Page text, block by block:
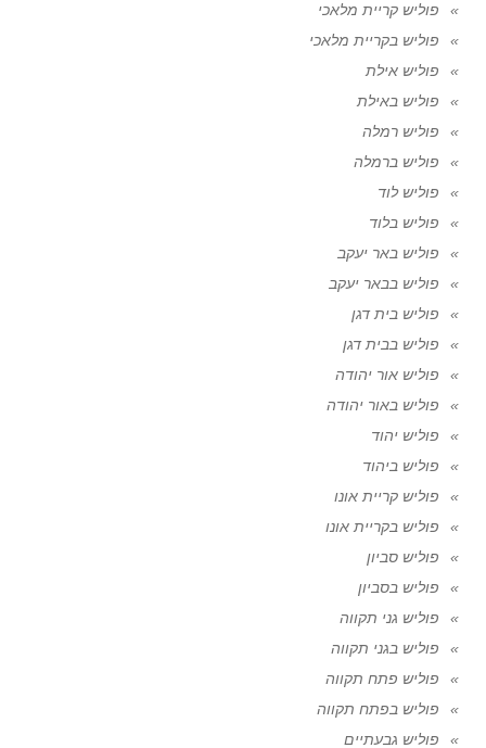
פוליש קריית מלאכי
פוליש בקריית מלאכי
פוליש אילת
פוליש באילת
פוליש רמלה
פוליש ברמלה
פוליש לוד
פוליש בלוד
פוליש באר יעקב
פוליש בבאר יעקב
פוליש בית דגן
פוליש בבית דגן
פוליש אור יהודה
פוליש באור יהודה
פוליש יהוד
פוליש ביהוד
פוליש קריית אונו
פוליש בקריית אונו
פוליש סביון
פוליש בסביון
פוליש גני תקווה
פוליש בגני תקווה
פוליש פתח תקווה
פוליש בפתח תקווה
פוליש גבעתיים